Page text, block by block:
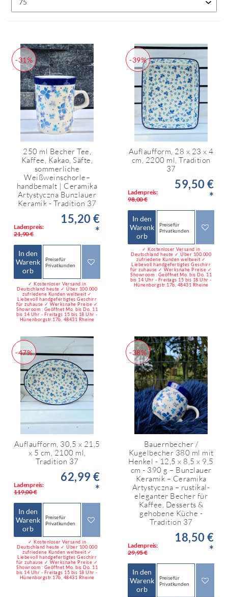
-31%
250 ml Becher Tee,
Kaffee, Kakao, Säfte,
sommerliche
Weißweinschorle–
handbemalt | Ceramika
Artystyczna Bunzlauer
Keramik - Tradition 37
Ladenpreis:
21,90 €
15,20 €
*
In den
Warenk
orb
Preise für
Privatkunden
✓ Kostenloser Versand in
Deutschland heute ✓ Über 100.000
zufriedene Kunden weltweit ✓
Liebevoll handgefertigtes Geschirr
für zuhause ✓ Werksnahe Preise ✓
Showroom : Geöffnet Mo. bis Do. 11
bis 14 Uhr - Freitags 15 bis 18 Uhr -
Hünenborgstr.17b, 48431 Rheine
-39%
Auflaufform, 28 x 23 x 4
cm, 2200 ml, Tradition
37
Ladenpreis:
98,00 €
59,50 €
*
In den
Warenk
orb
Preise für
Privatkunden
✓ Kostenloser Versand in
Deutschland heute ✓ Über 100.000
zufriedene Kunden weltweit ✓
Liebevoll handgefertigtes Geschirr
für zuhause ✓ Werksnahe Preise ✓
Showroom : Geöffnet Mo. bis Do. 11
bis 14 Uhr - Freitags 15 bis 18 Uhr -
Hünenborgstr.17b, 48431 Rheine
-47%
Auflaufform, 30,5 x 21,5
x 5 cm, 2100 ml,
Tradition 37
Ladenpreis:
119,00 €
62,99 €
*
In den
Warenk
orb
Preise für
Privatkunden
✓ Kostenloser Versand in
Deutschland heute ✓ Über 100.000
zufriedene Kunden weltweit ✓
Liebevoll handgefertigtes Geschirr
für zuhause ✓ Werksnahe Preise ✓
Showroom : Geöffnet Mo. bis Do. 11
bis 14 Uhr - Freitags 15 bis 18 Uhr -
Hünenborgstr.17b, 48431 Rheine
-38%
Bauernbecher /
Kugelbecher 380 ml mit
Henkel - 12,5 x 8,5 x 9,5
cm - 390 g – Bunzlauer
Keramik – Ceramika
Artystyczna – rustikal-
eleganter Becher für
Kaffee, Desserts &
gehobene Küche -
Tradition 37
Ladenpreis:
29,95 €
18,50 €
*
In den
Warenk
orb
Preise für
Privatkunden